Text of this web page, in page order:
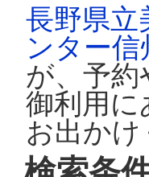
長野県立
ンター
が、予
御利用に
お出かけ